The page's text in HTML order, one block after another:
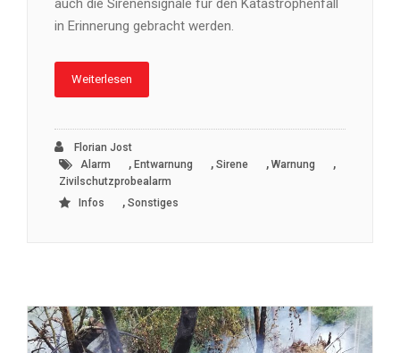
auch die Sirenensignale für den Katastrophenfall
in Erinnerung gebracht werden.
Weiterlesen
Florian Jost
Alarm
, Entwarnung , Sirene , Warnung ,
Zivilschutzprobealarm
Infos
, Sonstiges